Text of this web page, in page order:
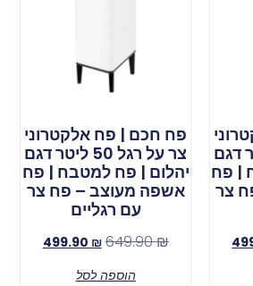
ליטר דגם
| פח
צר
פח חכם | פח אלקטרוני
צר על רגל 50 ליטר דגם
יהלום | פח למטבח | פח
אשפה מעוצב – פח צר
עם רגליים
649.90₪
499.90 ₪
הוספה לסל